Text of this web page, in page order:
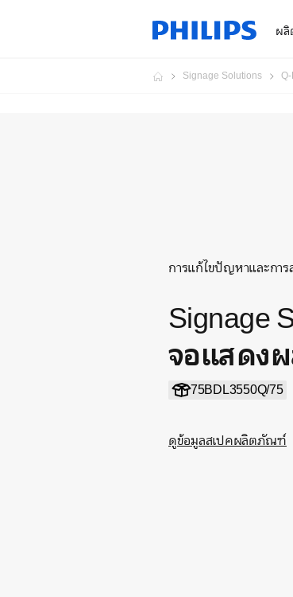
ผ
Signage Solutions
การแก้ไขปัญหาและกา
Signage
จอแสดง
75BDL3550Q/75
ดูข้อมูลสเปคผลิตภัณฑ์